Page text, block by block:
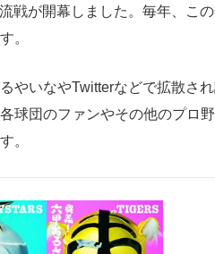
戦が開幕しました。毎年、こ
。
やいなやTwitterなどで拡散さ
球団のファンやその他のプロ
。